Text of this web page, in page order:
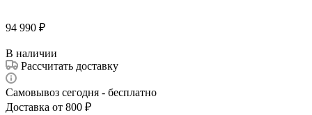
94 990 ₽
В наличии
Рассчитать доставку
Самовывоз сегодня - бесплатно
Доставка от 800 ₽